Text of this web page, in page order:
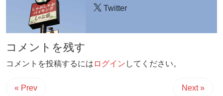
Twitter
コメントを残す
コメントを投稿するには ログイン してください。
« Prev Next »